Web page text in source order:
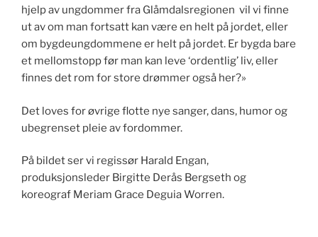
hjelp av ungdommer fra Glåmdalsregionen vil vi finne
ut av om man fortsatt kan være en helt på jordet, eller
om bygdeungdommene er helt på jordet. Er bygda bare
et mellomstopp før man kan leve ‘ordentlig’ liv, eller
finnes det rom for store drømmer også her?»
Det loves for øvrige flotte nye sanger, dans, humor og
ubegrenset pleie av fordommer.
På bildet ser vi regissør Harald Engan,
produksjonsleder Birgitte Derås Bergseth og
koreograf Meriam Grace Deguia Worren.